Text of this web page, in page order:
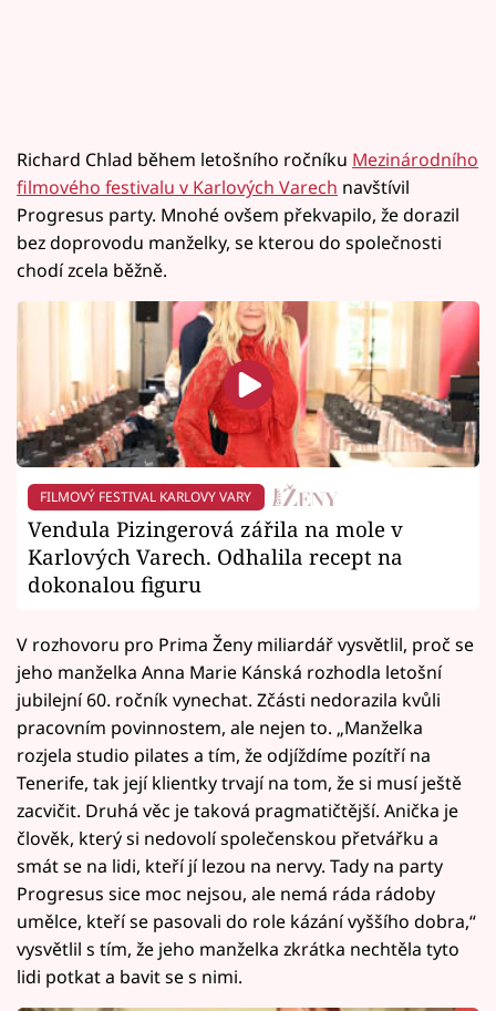
Richard Chlad během letošního ročníku Mezinárodního
filmového festivalu v Karlových Varech navštívil
Progresus party. Mnohé ovšem překvapilo, že dorazil
bez doprovodu manželky, se kterou do společnosti
chodí zcela běžně.
FILMOVÝ FESTIVAL KARLOVY VARY
Vendula Pizingerová zářila na mole v
Karlových Varech. Odhalila recept na
dokonalou figuru
V rozhovoru pro Prima Ženy miliardář vysvětlil, proč se
jeho manželka Anna Marie Kánská rozhodla letošní
jubilejní 60. ročník vynechat. Zčásti nedorazila kvůli
pracovním povinnostem, ale nejen to. „Manželka
rozjela studio pilates a tím, že odjíždíme pozítří na
Tenerife, tak její klientky trvají na tom, že si musí ještě
zacvičit. Druhá věc je taková pragmatičtější. Anička je
člověk, který si nedovolí společenskou přetvářku a
smát se na lidi, kteří jí lezou na nervy. Tady na party
Progresus sice moc nejsou, ale nemá ráda rádoby
umělce, kteří se pasovali do role kázání vyššího dobra,“
vysvětlil s tím, že jeho manželka zkrátka nechtěla tyto
lidi potkat a bavit se s nimi.